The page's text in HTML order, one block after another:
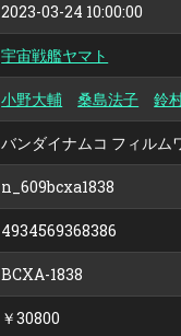
2023-03-24 10:00:00
宇宙戦艦ヤマト
小野大輔 桑島法子 鈴
バンダイナムコ フィルム
n_609bcxa1838
4934569368386
BCXA-1838
￥30800